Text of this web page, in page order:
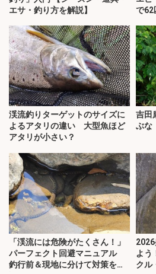
エサ・釣り方を解説】
で62
渓流釣りターゲットのサイズに
よるアタリの違い 大型魚ほど
アタリが小さい？
吉田
ぶな
「渓流には危険がたくさん！」
パーフェクト回避マニュアル
釣行前＆現地に分けて対策を解
よう
クル